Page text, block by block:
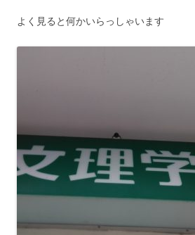
よく見ると何かいらっしゃいます